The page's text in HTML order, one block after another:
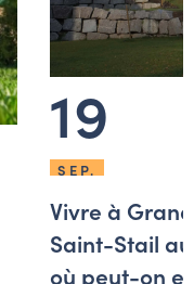
19
SEP.
Vivre à
Saint-Stail
où peut-on